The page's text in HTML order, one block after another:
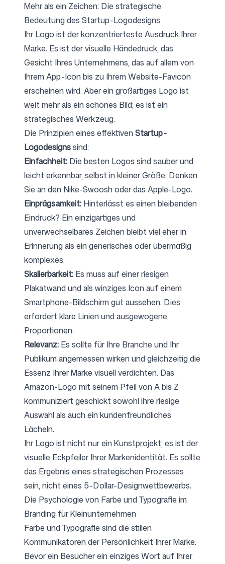
Mehr als ein Zeichen: Die strategische
Bedeutung des Startup-Logodesigns
Ihr Logo ist der konzentrierteste Ausdruck Ihrer
Marke. Es ist der visuelle Händedruck, das
Gesicht Ihres Unternehmens, das auf allem von
Ihrem App-Icon bis zu Ihrem Website-Favicon
erscheinen wird. Aber ein großartiges Logo ist
weit mehr als ein schönes Bild; es ist ein
strategisches Werkzeug.
Die Prinzipien eines effektivenStartup-
Logodesignssind:
Einfachheit: Die besten Logos sind sauber und
leicht erkennbar, selbst in kleiner Größe. Denken
Sie an den Nike-Swoosh oder das Apple-Logo.
Einprägsamkeit: Hinterlässt es einen bleibenden
Eindruck? Ein einzigartiges und
unverwechselbares Zeichen bleibt viel eher in
Erinnerung als ein generisches oder übermäßig
komplexes.
Skalierbarkeit: Es muss auf einer riesigen
Plakatwand und als winziges Icon auf einem
Smartphone-Bildschirm gut aussehen. Dies
erfordert klare Linien und ausgewogene
Proportionen.
Relevanz: Es sollte für Ihre Branche und Ihr
Publikum angemessen wirken und gleichzeitig die
Essenz Ihrer Marke visuell verdichten. Das
Amazon-Logo mit seinem Pfeil von A bis Z
kommuniziert geschickt sowohl ihre riesige
Auswahl als auch ein kundenfreundliches
Lächeln.
Ihr Logo ist nicht nur ein Kunstprojekt; es ist der
visuelle Eckpfeiler Ihrer Markenidentität. Es sollte
das Ergebnis eines strategischen Prozesses
sein, nicht eines 5-Dollar-Designwettbewerbs.
Die Psychologie von Farbe und Typografie im
Branding für Kleinunternehmen
Farbe und Typografie sind die stillen
Kommunikatoren der Persönlichkeit Ihrer Marke.
Bevor ein Besucher ein einziges Wort auf Ihrer